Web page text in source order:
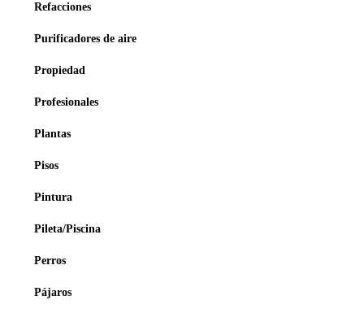
Refacciones
Purificadores de aire
Propiedad
Profesionales
Plantas
Pisos
Pintura
Pileta/Piscina
Perros
Pájaros